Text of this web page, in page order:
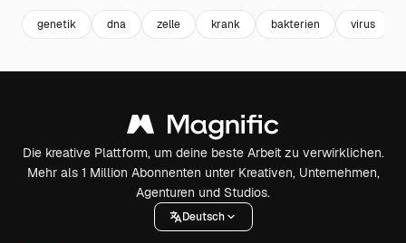
genetik dna zelle krank bakterien virus
Die kreative Plattform, um deine beste Arbeit zu verwirklichen.
Mehr als 1 Million Abonnenten unter Kreativen, Unternehmen,
Agenturen und Studios.
Deutsch